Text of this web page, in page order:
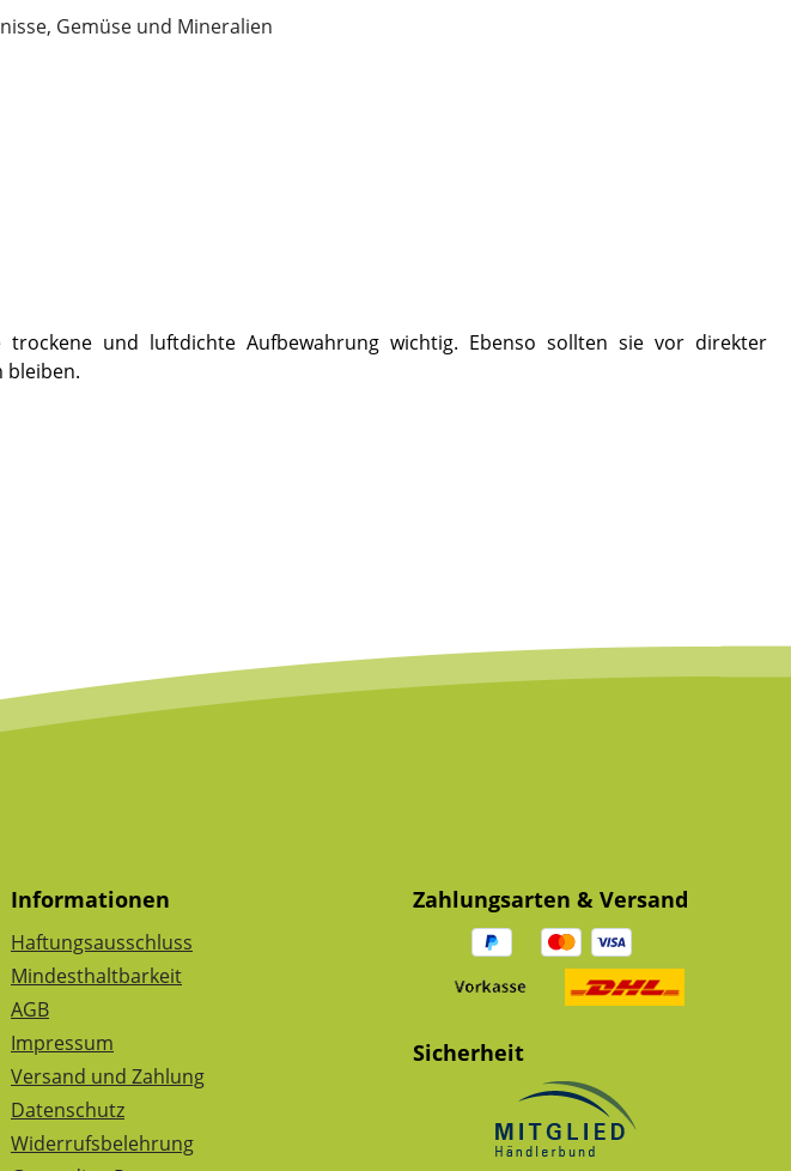
Gemüse und Mineralien
und luftdichte Aufbewahrung wichtig. Ebenso sollten sie vor direkter
bleiben.
Informationen
Haftungsausschluss
Mindesthaltbarkeit
AGB
Impressum
Versand und Zahlung
Datenschutz
Widerrufsbelehrung
Zahlungsarten & Versand
Sicherheit